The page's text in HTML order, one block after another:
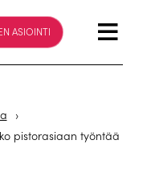
ASIOINTI
›
pistorasiaan työntää